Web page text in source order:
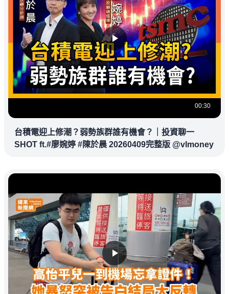
00:30
台積電迎上修潮？弱勢族群誰有機會？｜投資聊一
SHOT ft.#廖婉婷 #陳於晨 20260409完整版 @vlmoney